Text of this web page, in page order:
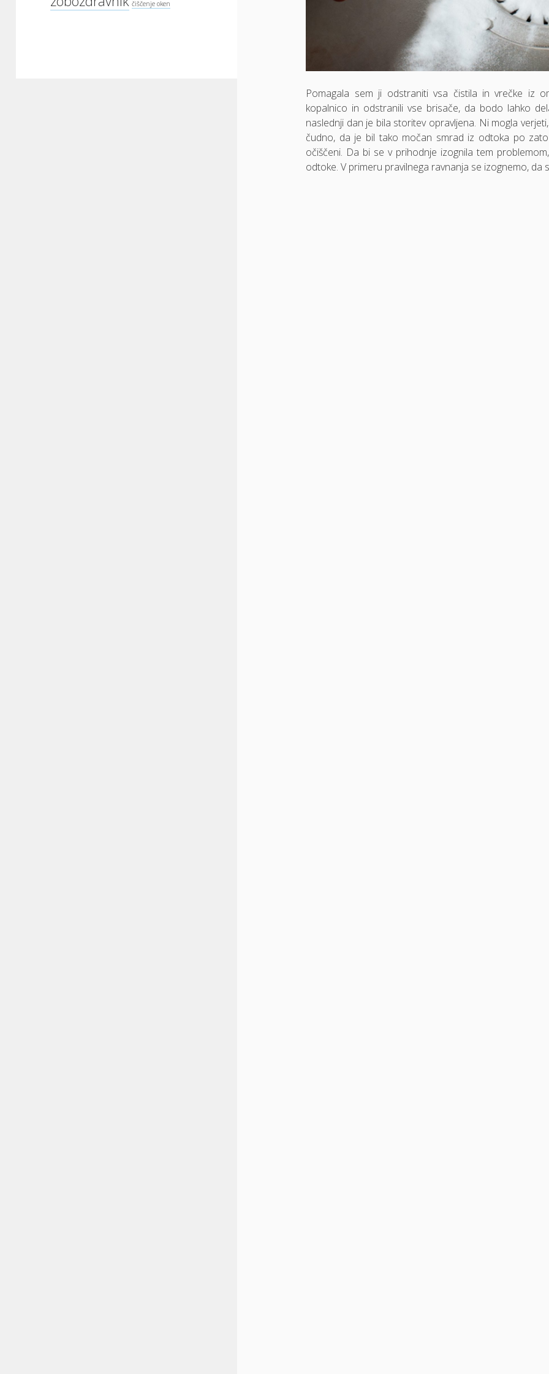
čiščenje oken
Pomagala sem ji odstraniti vsa čistila in vrečke iz
kopalnico in odstranili vse brisače, da bodo lahko
naslednji dan je bila storitev opravljena. Ni mogla
čudno, da je bil tako močan smrad iz odtoka po
očiščeni. Da bi se v prihodnje izognila tem
odtoke. V primeru pravilnega ravnanja se izognemo,